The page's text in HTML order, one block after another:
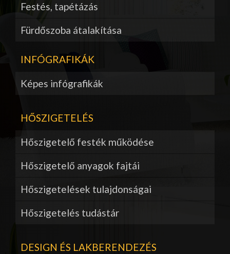
Festés, tapétázás
Fürdőszoba átalakítása
INFÓGRAFIKÁK
Képes infógrafikák
HŐSZIGETELÉS
Hőszigetelő festék működése
Hőszigetelő anyagok fajtái
Hőszigetelések tulajdonságai
Hőszigetelés tudástár
DESIGN ÉS LAKBERENDEZÉS